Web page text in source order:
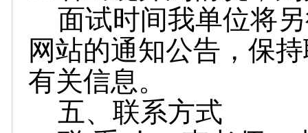
面试时间我单位将
网站的通知公告，保
有关信息。
五、联系方式